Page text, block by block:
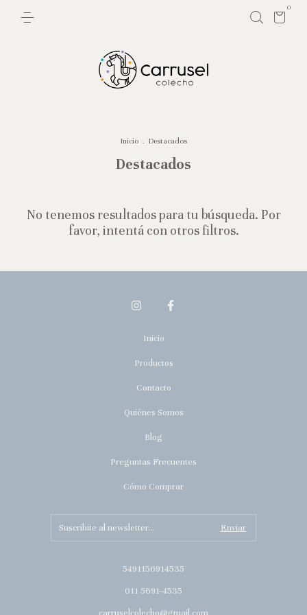
0
Inicio . Destacados
Destacados
No tenemos resultados para tu búsqueda. Por
favor, intentá con otros filtros.
Inicio
Productos
Contacto
Quiénes Somos
Blog
Preguntas Frecuentes
Cómo Comprar
5491156914535
011 5691-4535